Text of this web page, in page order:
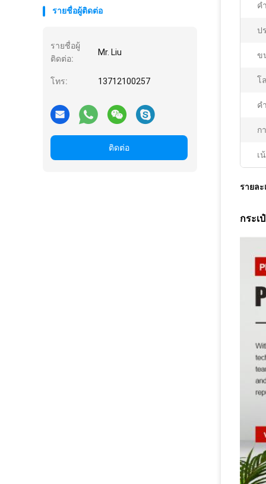
รายชื่อผู้ติดต่อ
รายชื่อผู้
ติดต่อ:
Mr. Liu
โทร: 13712100257
ติดต่อ
คํ
ป
ข
โ
คํ
ก
เ
รายล
กระเ